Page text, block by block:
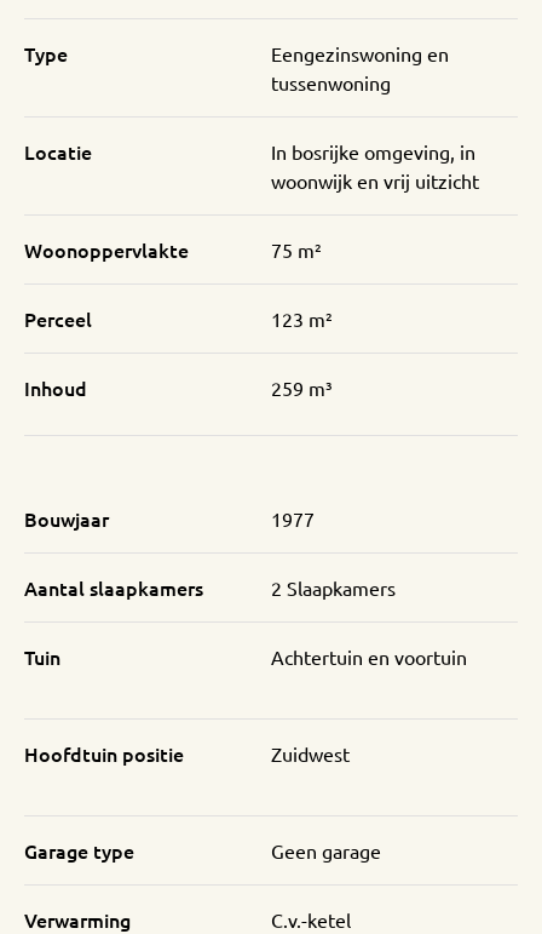
Type
Eengezinswoning en
tussenwoning
Locatie
In bosrijke omgeving, in
woonwijk en vrij uitzicht
Woonoppervlakte 75 m²
Perceel 123 m²
Inhoud 259 m³
Bouwjaar 1977
Aantal slaapkamers 2 Slaapkamers
Tuin Achtertuin en voortuin
Hoofdtuin positie Zuidwest
Garage type Geen garage
Verwarming C.v.-ketel